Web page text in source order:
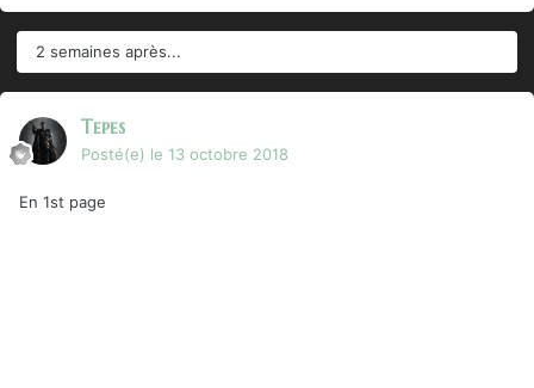
2 semaines après...
Tepes
Posté(e) le 13 octobre 2018
En 1st page